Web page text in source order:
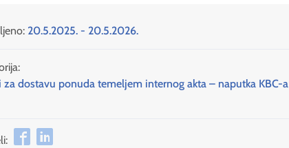
20.5.2025. - 20.5.2026.
za dostavu ponuda temeljem internog akta – naputka KBC-a